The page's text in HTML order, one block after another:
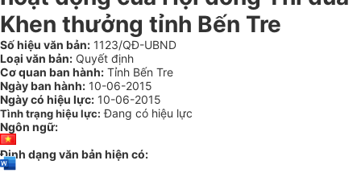
Khen thưởng tỉnh Bến Tre
Số hiệu văn bản: 1123/QĐ-UBND
Loại văn bản: Quyết định
Cơ quan ban hành: Tỉnh Bến Tre
Ngày ban hành: 10-06-2015
Ngày có hiệu lực: 10-06-2015
Tình trạng hiệu lực: Đang có hiệu lực
Ngôn ngữ:
Định dạng văn bản hiện có: